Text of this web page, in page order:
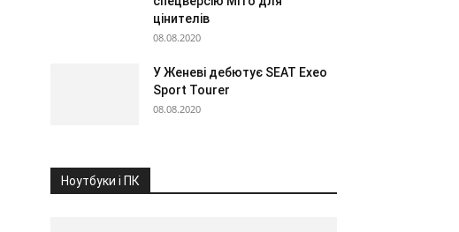
цінителів
08.08.2020
У Женеві дебютує SEAT Exeo
Sport Tourer
08.08.2020
Ноутбуки і ПК